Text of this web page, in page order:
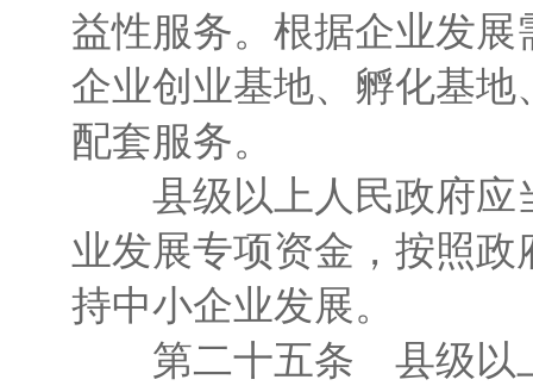
益性服务。根据企业发
企业创业基地、孵化基
配套服务。
县级以上人民政府应
业发展专项资金，按照
持中小企业发展。
第二十五条 县级以上